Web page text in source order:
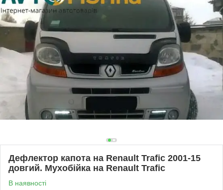
Дефлектор капота на Renault Trafic 2001-15
довгий. Мухобійка на Renault Trafic
В наявності